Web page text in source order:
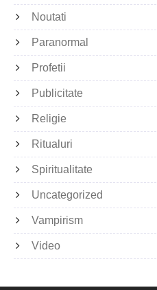
Noutati
Paranormal
Profetii
Publicitate
Religie
Ritualuri
Spiritualitate
Uncategorized
Vampirism
Video